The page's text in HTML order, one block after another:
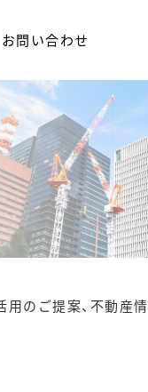
お問い合わせ
のご提案、不動産情